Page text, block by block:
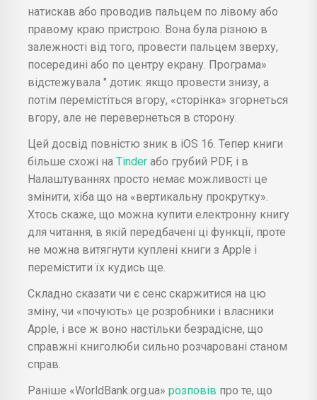
натискав або проводив пальцем по лівому або
правому краю пристрою. Вона була різною в
залежності від того, провести пальцем зверху,
посередині або по центру екрану. Програма»
відстежувала " дотик: якщо провести знизу, а
потім перемістіться вгору, «сторінка» згорнеться
вгору, але не перевернеться в сторону.
Цей досвід повністю зник в iOS 16. Тепер книги
більше схожі на Tinder або грубий PDF, і в
Налаштуваннях просто немає можливості це
змінити, хіба що на «вертикальну прокрутку».
Хтось скаже, що можна купити електронну книгу
для читання, в якій передбачені ці функції, проте
не можна витягнути куплені книги з Apple і
перемістити їх кудись ще.
Складно сказати чи є сенс скаржитися на цю
зміну, чи «почують» це розробники і власники
Apple, і все ж воно настільки безрадісне, що
справжні книголюби сильно розчаровані станом
справ.
Раніше «WorldBank.org.ua» розповів про те, що